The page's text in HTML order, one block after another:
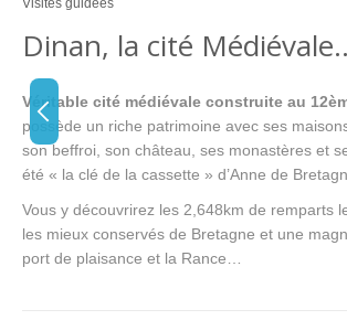
Dinan, la cité
Véritable cité médiévale construite au
possède un riche patrimoine avec ses
son beffroi, son château, ses monastères et
été « la clé de la cassette » d’Anne de
Vous y découvrirez les 2,648km de remparts
les mieux conservés de Bretagne et une
port de plaisance et la Rance…